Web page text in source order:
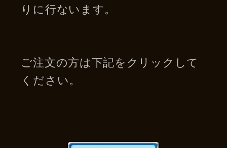
りに行ないます。
ご注文の方は下記をクリックして
ください。